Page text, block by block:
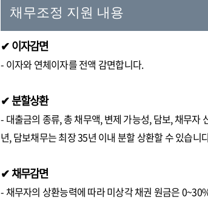
채무조정 지원 내용
✔ 이자감면
- 이자와 연체이자를 전액 감면합니다.
✔ 분할상환
- 대출금의 종류, 총 채무액, 변제 가능성, 담보, 채무
년, 담보채무는 최장 35년 이내 분할 상환할 수 있습니
✔ 채무감면
- 채무자의 상환능력에 따라 미상각 채권 원금은